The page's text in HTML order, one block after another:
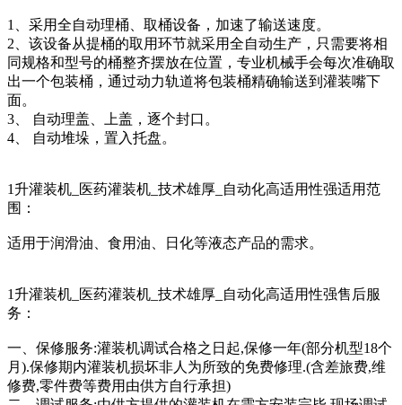
1、采用全自动理桶、取桶设备，加速了输送速度。
2、该设备从提桶的取用环节就采用全自动生产，只需要将相
同规格和型号的桶整齐摆放在位置，专业机械手会每次准确取
出一个包装桶，通过动力轨道将包装桶精确输送到灌装嘴下
面。
3、 自动理盖、上盖，逐个封口。
4、 自动堆垛，置入托盘。
1升灌装机_医药灌装机_技术雄厚_自动化高适用性强适用范
围：
适用于润滑油、食用油、日化等液态产品的需求。
1升灌装机_医药灌装机_技术雄厚_自动化高适用性强售后服
务：
一、保修服务:灌装机调试合格之日起,保修一年(部分机型18个
月).保修期内灌装机损坏非人为所致的免费修理.(含差旅费,维
修费,零件费等费用由供方自行承担)